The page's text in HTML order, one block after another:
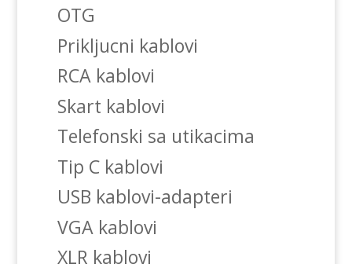
OTG
Prikljucni kablovi
RCA kablovi
Skart kablovi
Telefonski sa utikacima
Tip C kablovi
USB kablovi-adapteri
VGA kablovi
XLR kablovi